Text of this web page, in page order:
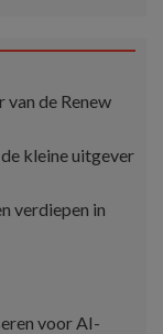
de Renew
kleine uitgever
verdiepen in
voor AI-